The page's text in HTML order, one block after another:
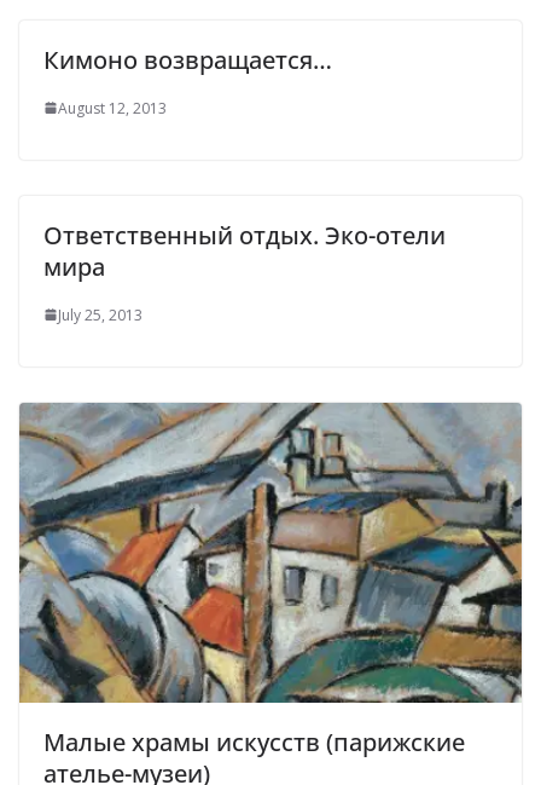
Кимоно возвращается…
August 12, 2013
Ответственный отдых. Эко-отели
мира
July 25, 2013
Малые храмы искусств (парижские
ателье-музеи)